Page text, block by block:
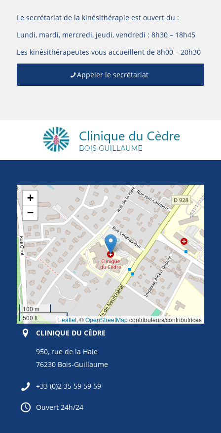
Le secrétariat de la kinésithérapie est ouvert du :
Lundi, mardi, mercredi, jeudi, vendredi : 8h30 – 18h45
Les kinésithérapeutes vous accueillent de 8h00 – 20h30
Appeler le secrétariat
+
−
100 m
500 ft
Leaflet, ©OpenStreetMapcontributeurs/contributrices
CLINIQUE DU CÈDRE
950, rue de la Haie
76230 Bois-Guillaume
+33 (0)2 35 59 59 59
Ouvert 24h/24